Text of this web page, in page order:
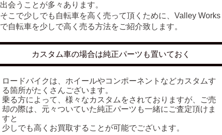
出会うことが多々あります。
そこで少しでも自転車を高く売って頂くために、Valley Works
で自転車を少しで高く売る方法をご紹介致します。
カスタム車の場合は純正パーツも置いておく
ロードバイクは、ホイールやコンポーネントなどカスタムす
る箇所がたくさんございます。
乗る方によって、様々なカスタムをされておりますが、ご売
却の際は、元々ついていた純正パーツも一緒にご査定頂けま
すと
少しでも高くお買取することが可能でございます。